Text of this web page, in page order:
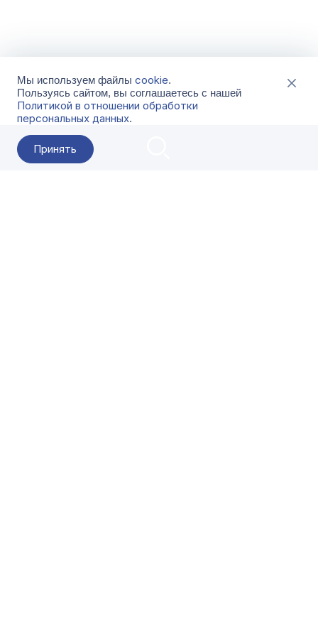
Мы используем файлы cookie.
Пользуясь сайтом, вы соглашаетесь с нашей
Политикой в отношении обработки
персональных данных.
Принять